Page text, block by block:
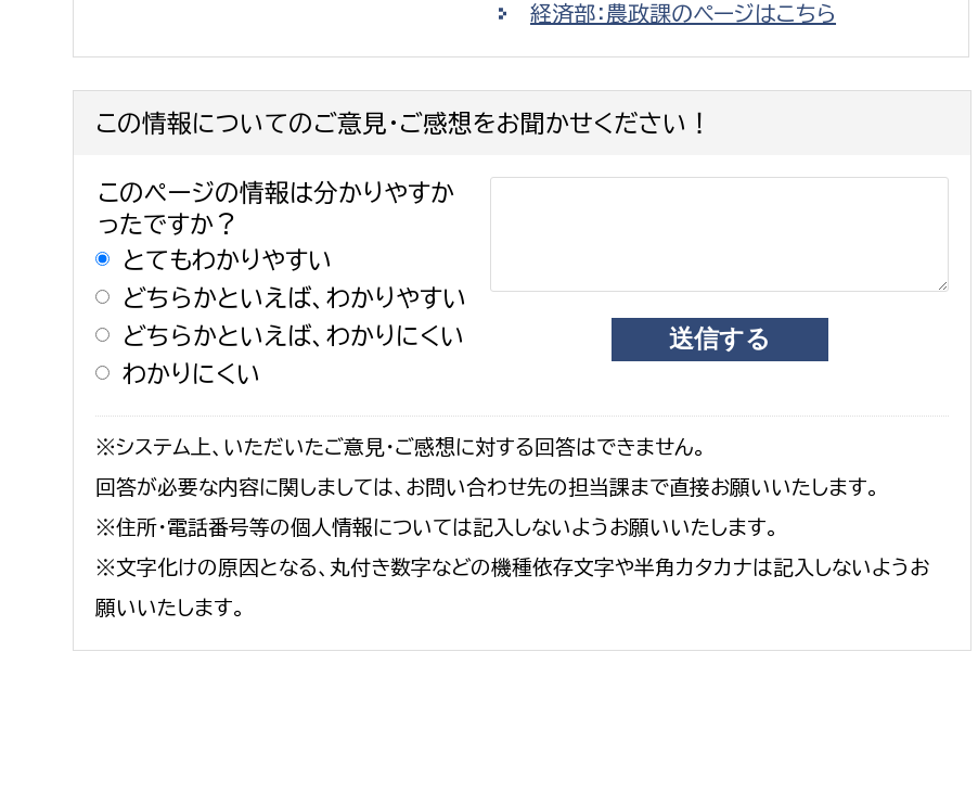
土木管理課
道水路整備課
みどり公園課
病院管理局：経営管理課
病院管理局：施設用度課
病院管理局：医事課
上下水道局 教育部 選挙管理委員会事務局
選挙管理委員会事務局
農業委員会事務局
農業委員会事務局
議会局
経済部：農政課のページはこちら
この情報についてのご意見・ご感想をお聞かせください！
このページの情報は分かりやすか
ったですか？
とてもわかりやすい
どちらかといえば、わかりやすい
どちらかといえば、わかりにくい
わかりにくい
※システム上、いただいたご意見・ご感想に対する回答はできません。
回答が必要な内容に関しましては、お問い合わせ先の担当課まで直接お願いいたします。
※住所・電話番号等の個人情報については記入しないようお願いいたします。
※文字化けの原因となる、丸付き数字などの機種依存文字や半角カタカナは記入しないようお
願いいたします。